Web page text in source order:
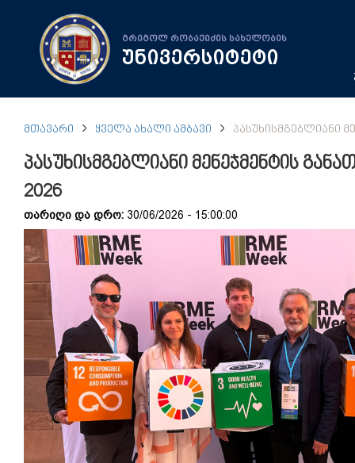
გრიგოლ რობაქიძის სახელობის
უნივერსიტეტი
ᲛᲗᲐᲕᲐᲠᲘ ᲧᲕᲔᲚᲐ ᲐᲮᲐᲚᲘ ᲐᲛᲑᲐᲕᲘ ᲞᲐᲡᲣᲮᲘᲡᲛᲒᲔᲑᲚᲘᲐᲜᲘ
პასუხისმგებლიანი მენეჯმენტის
2026
თარიღი და დრო: 30/06/2026 - 15:00:00